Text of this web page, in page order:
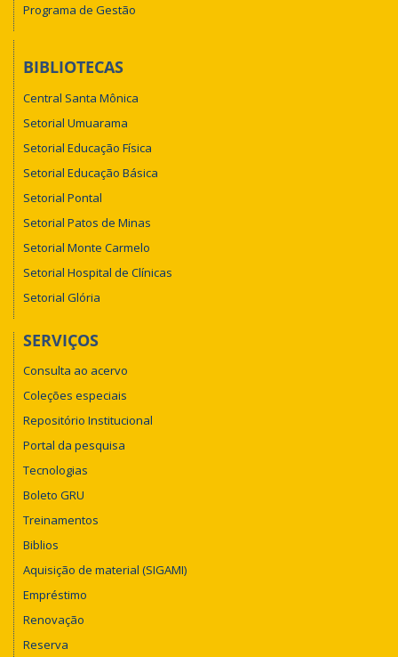
Programa de Gestão
BIBLIOTECAS
Central Santa Mônica
Setorial Umuarama
Setorial Educação Física
Setorial Educação Básica
Setorial Pontal
Setorial Patos de Minas
Setorial Monte Carmelo
Setorial Hospital de Clínicas
Setorial Glória
SERVIÇOS
Consulta ao acervo
Coleções especiais
Repositório Institucional
Portal da pesquisa
Tecnologias
Boleto GRU
Treinamentos
Biblios
Aquisição de material (SIGAMI)
Empréstimo
Renovação
Reserva